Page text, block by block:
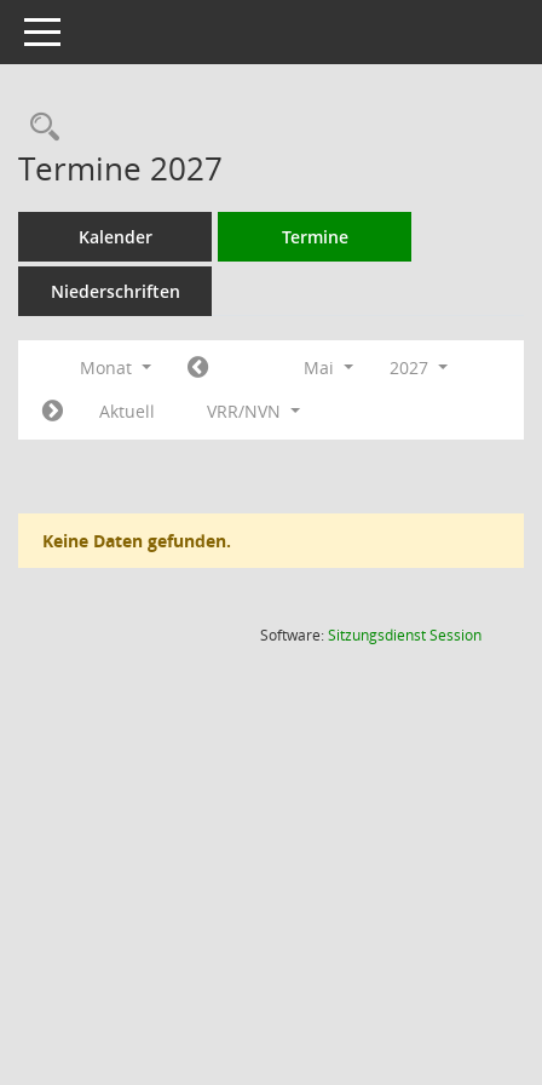
Toggle navigation
Rechercheauswahl
Termine 2027
Kalender Termine
Niederschriften
Monat Mai
2027
Aktuell
VRR/NVN
Keine Daten gefunden.
Software:SitzungsdienstSession(Wird in